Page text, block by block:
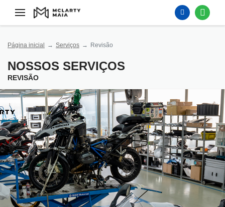
Página inicial Serviços Revisão
NOSSOS SERVIÇOS
REVISÃO